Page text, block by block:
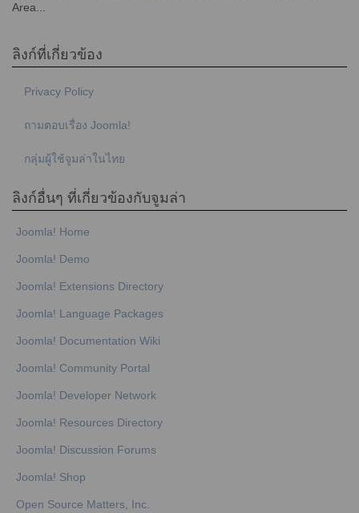
Area...
ลิงก์ที่เกี่ยวข้อง
Privacy Policy
ถามตอบเรื่อง Joomla!
กลุ่มผู้ใช้จูมล่าในไทย
ลิงก์อื่นๆ ที่เกี่ยวข้องกับจูมล่า
Joomla! Home
Joomla! Demo
Joomla! Extensions Directory
Joomla! Language Packages
Joomla! Documentation Wiki
Joomla! Community Portal
Joomla! Developer Network
Joomla! Resources Directory
Joomla! Discussion Forums
Joomla! Shop
Open Source Matters, Inc.